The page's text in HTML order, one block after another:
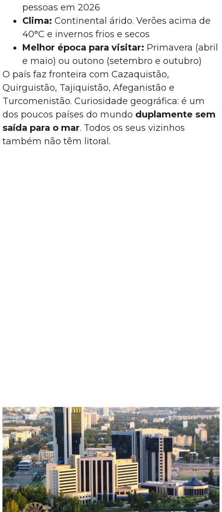
pessoas em 2026
Clima: Continental árido. Verões acima de
40°C e invernos frios e secos
Melhor época para visitar: Primavera (abril
e maio) ou outono (setembro e outubro)
O país faz fronteira com Cazaquistão,
Quirguistão, Tajiquistão, Afeganistão e
Turcomenistão. Curiosidade geográfica: é um
dos poucos países do mundo duplamente sem
saída para o mar. Todos os seus vizinhos
também não têm litoral.